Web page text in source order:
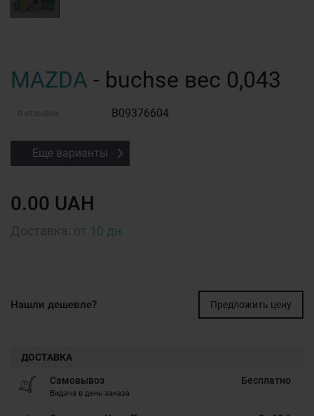
MAZDA - buchse вес 0,043
0 отзывов B09376604
Еще варианты
0.00 UAH
от 10 дн.
Нашли дешевле? Предложить цену
ДОСТАВКА
Самовывоз
Видача в день заказа
Бесплатно